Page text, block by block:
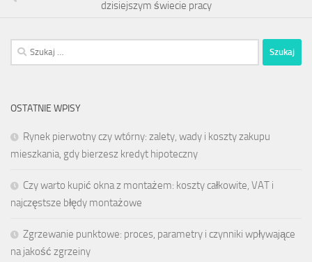
dzisiejszym świecie pracy
Szukaj:
OSTATNIE WPISY
Rynek pierwotny czy wtórny: zalety, wady i koszty zakupu
mieszkania, gdy bierzesz kredyt hipoteczny
Czy warto kupić okna z montażem: koszty całkowite, VAT i
najczęstsze błędy montażowe
Zgrzewanie punktowe: proces, parametry i czynniki wpływające
na jakość zgrzeiny